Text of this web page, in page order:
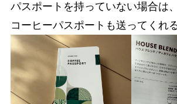
パスポートを持っていない場合は、
コーヒーパスポートも送ってくれ